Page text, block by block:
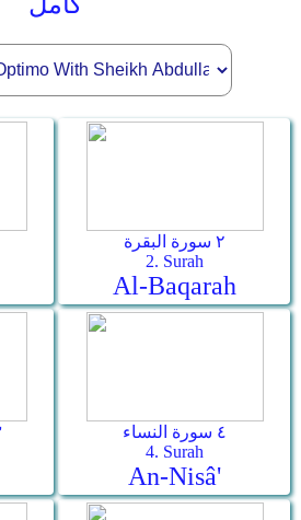
٢ سورة البقرة
2. Surah
Al-Baqarah
٣
٤ سورة النساء
4. Surah
An-Nisâ'